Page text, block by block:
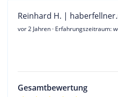
Reinhard H. |
vor 2 Jahren · Erfahrungszeitraum:
Gesamtbewertung